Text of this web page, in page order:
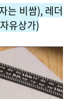
는 비쌈), 레더
유상가)